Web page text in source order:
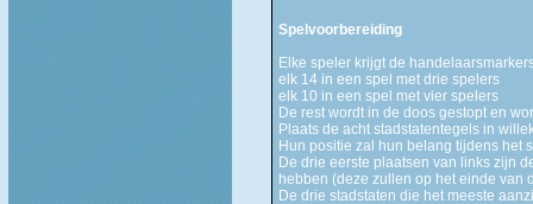
Spelvoorbereiding
Elke speler krijgt de
elk 14 in een spel met drie spelers
elk 10 in een spel met vier spelers
De rest wordt in de doos gestopt en
Plaats de acht stadstatentegels in
Hun positie zal hun belang tijdens het
De drie eerste plaatsen van links zijn
hebben (deze zullen op het einde van
De drie stadstaten die het meeste